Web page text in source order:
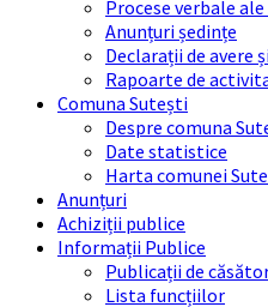
Procese verbale
Anunțuri ședințe
Declarații de avere
Rapoarte de
Comuna Sutești
Despre comuna
Date statistice
Harta comunei
Anunțuri
Achiziții publice
Informații Publice
Publicații de
Lista funcțiilor